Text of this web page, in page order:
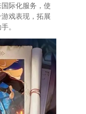
际化服务，使
戏表现，拓展
。